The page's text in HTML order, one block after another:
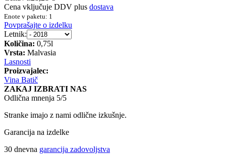
Cena vključuje DDV plus dostava
Enote v paketu: 1
Povprašajte o izdelku
Letnik:
Količina: 0,75l
Vrsta: Malvasia
Lasnosti
Proizvajalec:
Vina Batič
ZAKAJ IZBRATI NAS
Odlična mnenja 5/5
Stranke imajo z nami odlične izkušnje.
Garancija na izdelke
30 dnevna garancija zadovoljstva